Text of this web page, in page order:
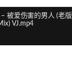
被爱伤害的男人 (老版
VJ.mp4